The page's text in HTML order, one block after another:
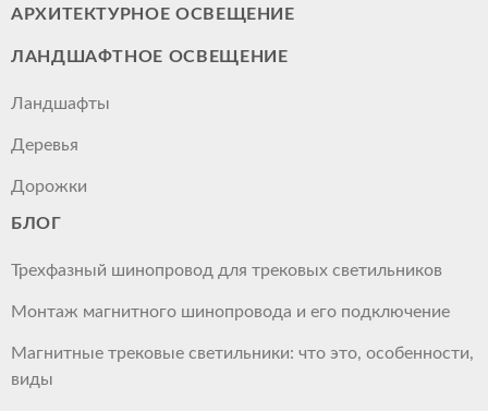
АРХИТЕКТУРНОЕ ОСВЕЩЕНИЕ
ЛАНДШАФТНОЕ ОСВЕЩЕНИЕ
Ландшафты
Деревья
Дорожки
БЛОГ
Трехфазный шинопровод для трековых светильников
Монтаж магнитного шинопровода и его подключение
Магнитные трековые светильники: что это, особенности,
виды